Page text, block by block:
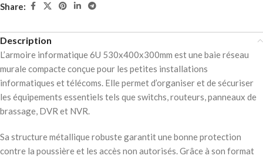
Share:
Description
L’armoire informatique 6U 530x400x300mm est une baie réseau
murale compacte conçue pour les petites installations
informatiques et télécoms. Elle permet d’organiser et de sécuriser
les équipements essentiels tels que switchs, routeurs, panneaux de
brassage, DVR et NVR.
Sa structure métallique robuste garantit une bonne protection
contre la poussière et les accès non autorisés. Grâce à son format